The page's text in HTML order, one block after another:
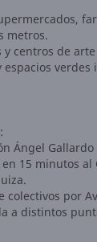
metros.
y centros de
espacios verdes
Ángel
15 minutos al
colectivos por
a distintos